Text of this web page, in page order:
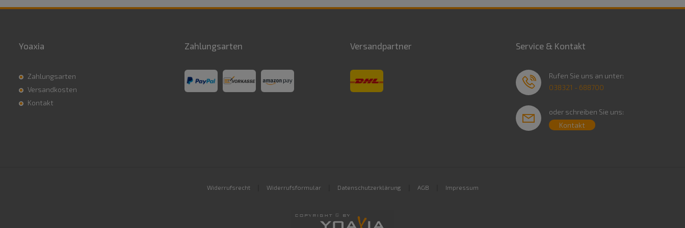
Yoaxia
Zahlungsarten
Versandkosten
Kontakt
Zahlungsarten Versandpartner Service & Kontakt
Rufen Sie uns an unter:
038321 - 688700
oder schreiben Sie uns:
Kontakt
Widerrufsrecht Widerrufsformular Datenschutzerklärung AGB Impressum